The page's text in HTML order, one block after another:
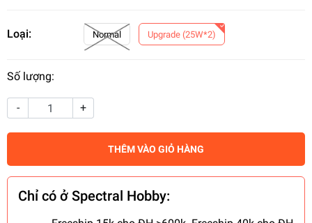
Loại: Normal Upgrade (25W*2)
Số lượng:
- +
THÊM VÀO GIỎ HÀNG
Chỉ có ở Spectral Hobby: